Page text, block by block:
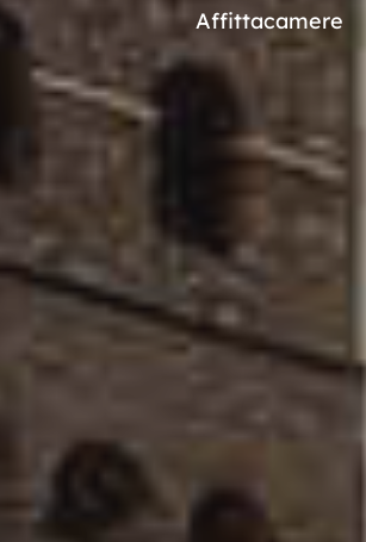
Affittacamere